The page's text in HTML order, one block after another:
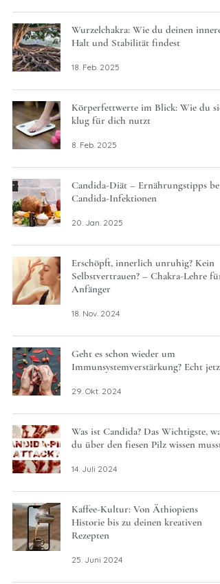
Wurzelchakra: Wie du deinen
Halt und Stabilität findest
18. Feb. 2025
Körperfettwerte im Blick: Wie du sie
klug für dich nutzt
8. Feb. 2025
Candida-Diät – Ernährungstipps bei
Candida-Infektionen
20. Jan. 2025
Erschöpft, innerlich unruhig? Kein
Selbstvertrauen? – Chakra-Lehre für
Anfänger
18. Nov. 2024
Geht es schon wieder um
Immunsystemverstärkung? Echt jetzt?
29. Okt. 2024
Was ist Candida? Das Wichtigste, was
du über den fiesen Pilz wissen musst!
14. Juli 2024
Kaffee-Kultur: Von Äthiopiens
Historie bis zu deinen kreativen
Rezepten
25. Juni 2024